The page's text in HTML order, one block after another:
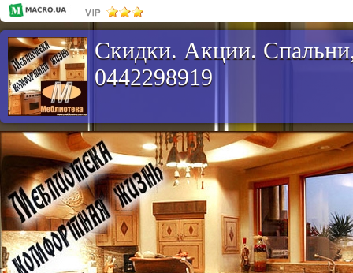
Скидки. Акции.
0442298919